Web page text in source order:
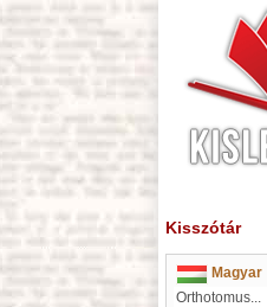
Kisszótár
Magyar
Orthotomus...